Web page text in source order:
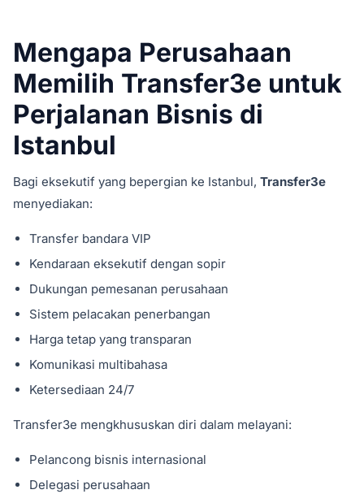
Mengapa Perusahaan
Memilih Transfer3e untuk
Perjalanan Bisnis di
Istanbul
Bagi eksekutif yang bepergian ke Istanbul, Transfer3e
menyediakan:
Transfer bandara VIP
Kendaraan eksekutif dengan sopir
Dukungan pemesanan perusahaan
Sistem pelacakan penerbangan
Harga tetap yang transparan
Komunikasi multibahasa
Ketersediaan 24/7
Transfer3e mengkhususkan diri dalam melayani:
Pelancong bisnis internasional
Delegasi perusahaan